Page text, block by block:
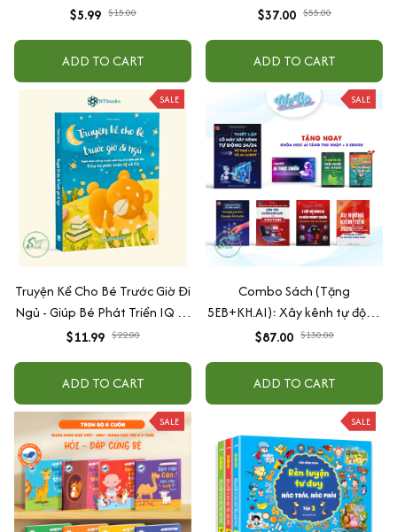
$5.99 $15.00
ADD TO CART
Song Ngữ Việt - Anh
$37.00 $55.00
ADD TO CART
SALE
Truyện Kể Cho Bé Trước Giờ Đi
Ngủ - Giúp Bé Phát Triển IQ Và
EQ
$11.99 $22.00
ADD TO CART
SALE
Combo Sách (Tặng
5EB+KH.AI): Xây kênh tự động
AI Agent + AI siêu mạnh + 3
+ Xu hướng
$87.00 $130.00
ADD TO CART
SALE SALE